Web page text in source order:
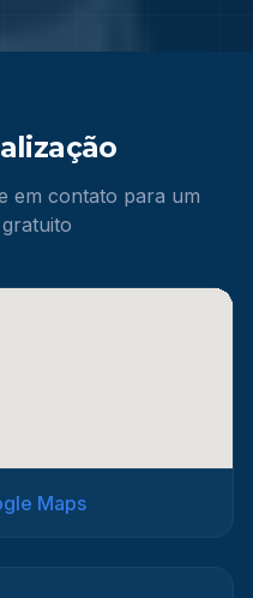
em contato para um
Maps